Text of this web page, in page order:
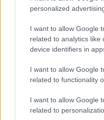
personalized
I want to allow Google
related to analytics like
device identifiers in
I want to allow Google
related to functionality
I want to allow Google
related to